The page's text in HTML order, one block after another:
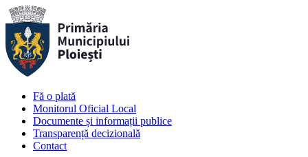
Fă o plată
Monitorul Oficial Local
Documente și informații publice
Transparență decizională
Contact